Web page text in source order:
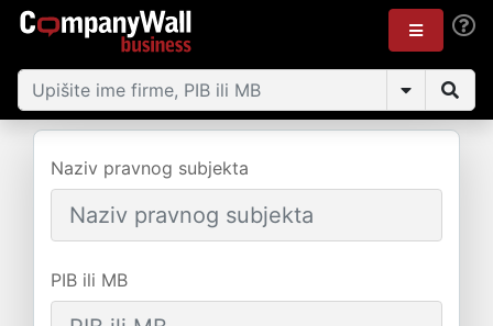
Naziv pravnog subjekta
PIB ili MB